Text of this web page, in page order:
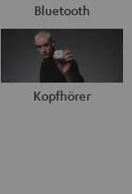
Bluetooth
Kopfhörer